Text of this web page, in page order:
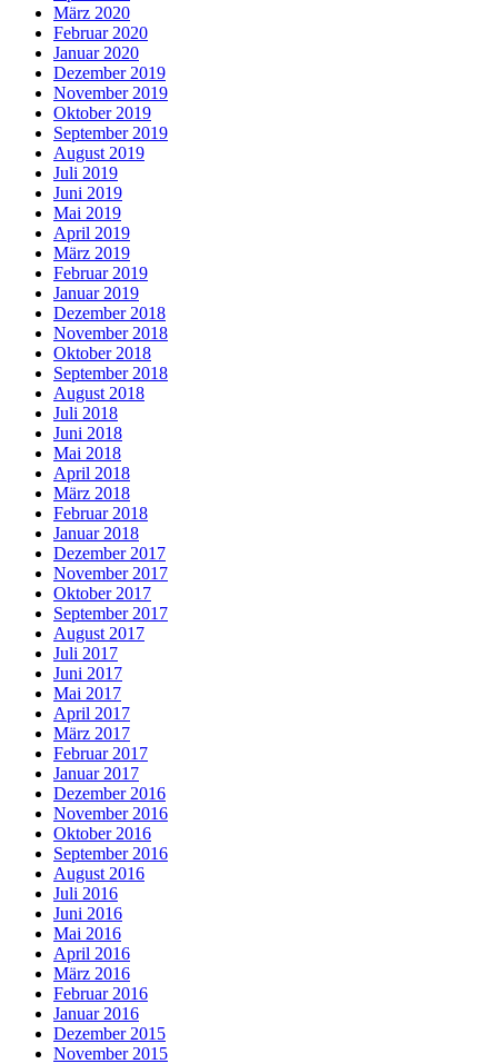
März 2020
Februar 2020
Januar 2020
Dezember 2019
November 2019
Oktober 2019
September 2019
August 2019
Juli 2019
Juni 2019
Mai 2019
April 2019
März 2019
Februar 2019
Januar 2019
Dezember 2018
November 2018
Oktober 2018
September 2018
August 2018
Juli 2018
Juni 2018
Mai 2018
April 2018
März 2018
Februar 2018
Januar 2018
Dezember 2017
November 2017
Oktober 2017
September 2017
August 2017
Juli 2017
Juni 2017
Mai 2017
April 2017
März 2017
Februar 2017
Januar 2017
Dezember 2016
November 2016
Oktober 2016
September 2016
August 2016
Juli 2016
Juni 2016
Mai 2016
April 2016
März 2016
Februar 2016
Januar 2016
Dezember 2015
November 2015